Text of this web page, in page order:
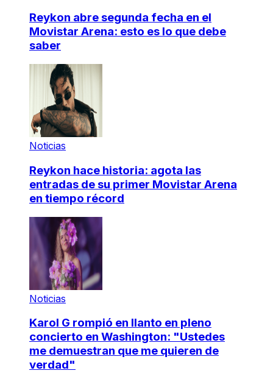
Reykon abre segunda fecha en el
Movistar Arena: esto es lo que debe
saber
Noticias
Reykon hace historia: agota las
entradas de su primer Movistar Arena
en tiempo récord
Noticias
Karol G rompió en llanto en pleno
concierto en Washington: "Ustedes
me demuestran que me quieren de
verdad"